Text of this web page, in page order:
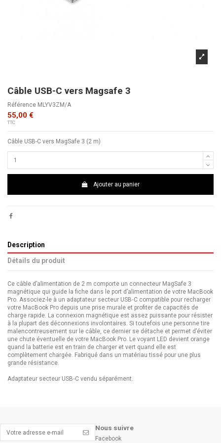
Câble USB-C vers Magsafe 3
Référence MLYV3ZM/A
55,00 €
TTC
Câble USB-C vers MagSafe 3 (2 m)
Ajouter au panier
Description
Détails du produit
Ce câble d’alimentation de 2 m comporte un connecteur MagSafe 3
magnétique qui guide la fiche dans le port d’alimentation de votre MacBook
Pro. Associez-le à un adaptateur secteur USB‑C compatible pour recharger
votre MacBook Pro depuis une prise murale et profiter de capacités de
charge rapide. La connexion magnétique est assez puissante pour résister
à la plupart des déconnexions involontaires. Si toutefois une personne tire
malencontreusement sur le câble, ce dernier se détache et permet d’éviter
une chute éventuelle de votre MacBook Pro. Le voyant LED devient orange
quand la batterie est en train de charger et vert quand elle est
complètement chargée. Fabriqué dans un matériau tissé pour une plus
grande résistance.
Adaptateur secteur USB‑C vendu séparément.
Nous suivre
Facebook